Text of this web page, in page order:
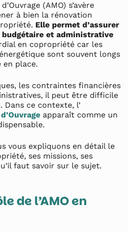
(AMO) s’avère
à bien la rénovation
Elle permet d’assurer
et administrative
en copropriété car les
sont souvent longs
place.
les contraintes financières
il peut être difficile
Dans ce contexte, l’
apparaît comme un
vous expliquons en détail le
ses missions, ses
faut savoir sur le sujet.
de l’AMO en